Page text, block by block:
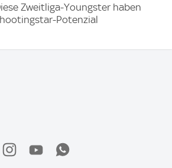
Zweitliga-Youngster haben
Potenzial